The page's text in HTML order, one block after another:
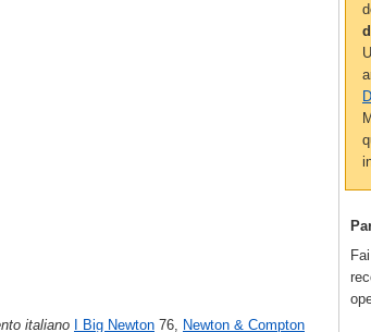
italiano I Big Newton 76, Newton & Compton
Fai